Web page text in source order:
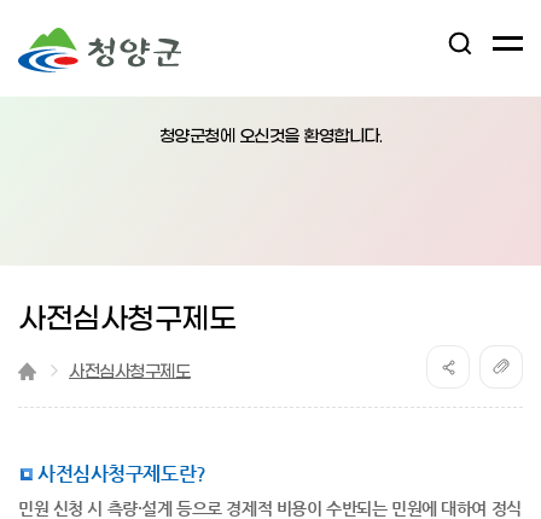
검
어
청양군청에 오신것을 환영합니다.
사전심사청구제도
사전심사청구제도
사전심사청구제도란?
민원 신청 시 측량·설계 등으로 경제적 비용이 수반되는 민원에 대하여 정식